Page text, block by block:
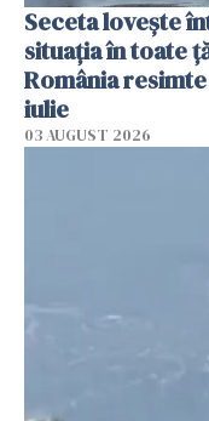
Seceta lovește
situația în toate
România
iulie
03 AUGUST 2026